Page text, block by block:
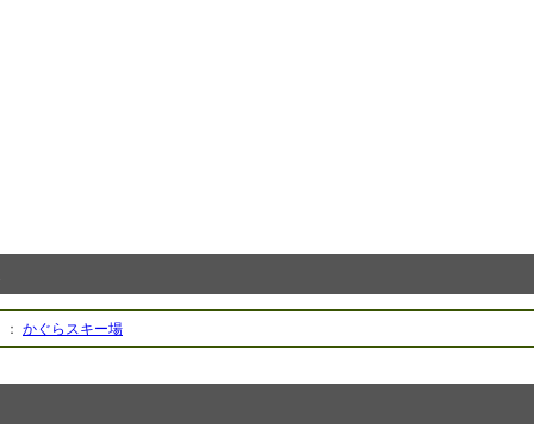
： かぐらスキー場